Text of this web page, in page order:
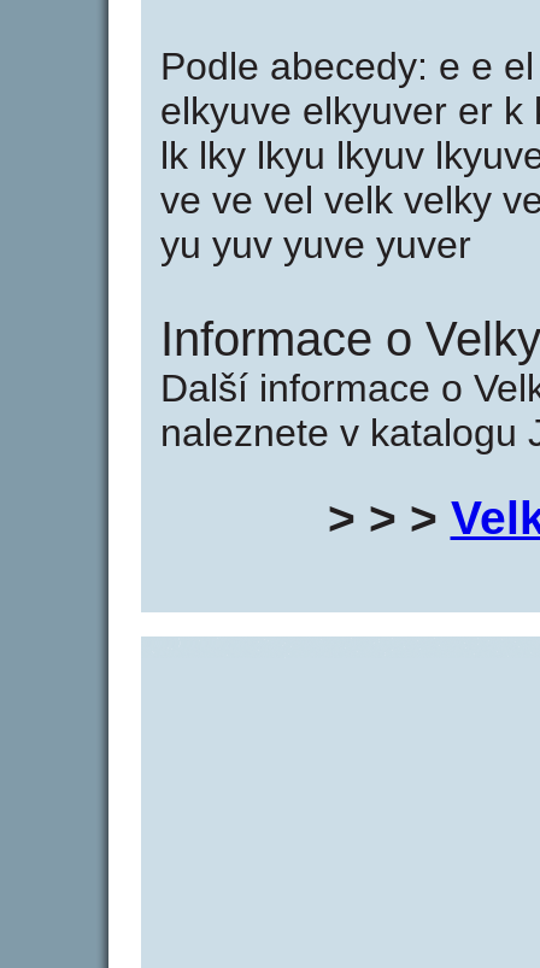
Podle abecedy: e e
elkyuve elkyuver er k
lk lky lkyu lkyuv
ve ve vel velk velky
yu yuv yuve yuver
Informace o
Další informace o
naleznete v katalogu
> > >